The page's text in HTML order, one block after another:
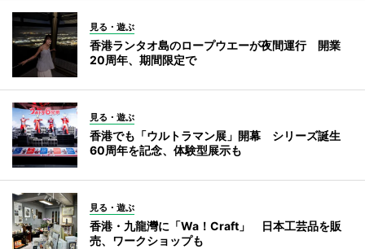
見る・遊ぶ
香港ランタオ島のロープウエーが夜間運行 開業
20周年、期間限定で
見る・遊ぶ
香港でも「ウルトラマン展」開幕 シリーズ誕生
60周年を記念、体験型展示も
見る・遊ぶ
香港・九龍灣に「Wa！Craft」 日本工芸品を販
売、ワークショップも